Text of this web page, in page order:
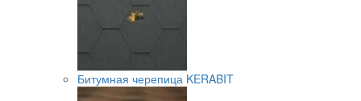
Битумная черепица KERABIT